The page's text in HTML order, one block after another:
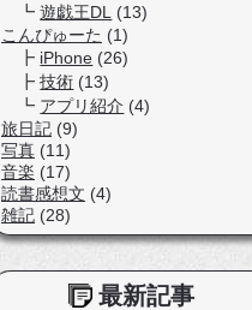
遊戯王DL
(13)
こんぴゅーた (1)
iPhone (26)
技術 (13)
アプリ紹介 (4)
旅日記 (9)
写真 (11)
音楽 (17)
読書感想文 (4)
雑記 (28)
最新記事